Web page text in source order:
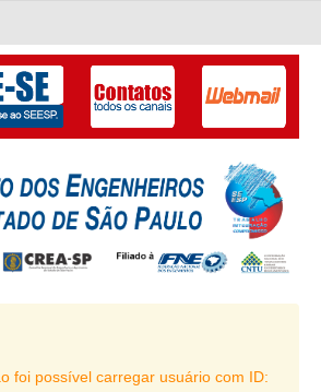
foi possível carregar usuário com ID: